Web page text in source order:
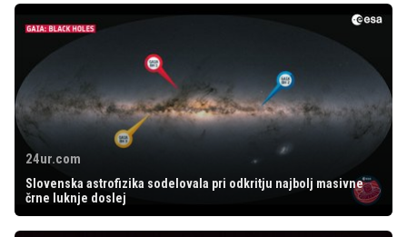
24ur.com
Slovenska astrofizika sodelovala pri odkritju najbolj masivne
črne luknje doslej